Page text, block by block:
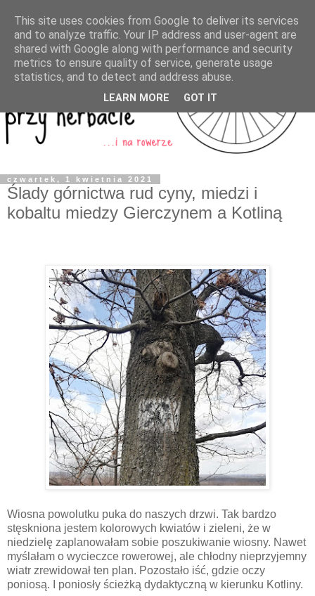
czwartek, 1 kwietnia 2021
Ślady górnictwa rud cyny, miedzi i
kobaltu miedzy Gierczynem a Kotliną
Wiosna powolutku puka do naszych drzwi. Tak bardzo
stęskniona jestem kolorowych kwiatów i zieleni, że w
niedzielę zaplanowałam sobie poszukiwanie wiosny. Nawet
myślałam o wycieczce rowerowej, ale chłodny nieprzyjemny
wiatr zrewidował ten plan. Pozostało iść, gdzie oczy
poniosą. I poniosły ścieżką dydaktyczną w kierunku Kotliny.
This site uses cookies from Google to deliver its services
and to analyze traffic. Your IP address and user-agent are
shared with Google along with performance and security
metrics to ensure quality of service, generate usage
statistics, and to detect and address abuse.
LEARN MORE GOT IT